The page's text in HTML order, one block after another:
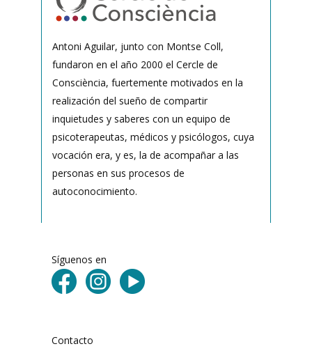
Antoni Aguilar, junto con Montse Coll,
fundaron en el año 2000 el Cercle de
Consciència, fuertemente motivados en la
realización del sueño de compartir
inquietudes y saberes con un equipo de
psicoterapeutas, médicos y psicólogos, cuya
vocación era, y es, la de acompañar a las
personas en sus procesos de
autoconocimiento.
Síguenos en
Contacto